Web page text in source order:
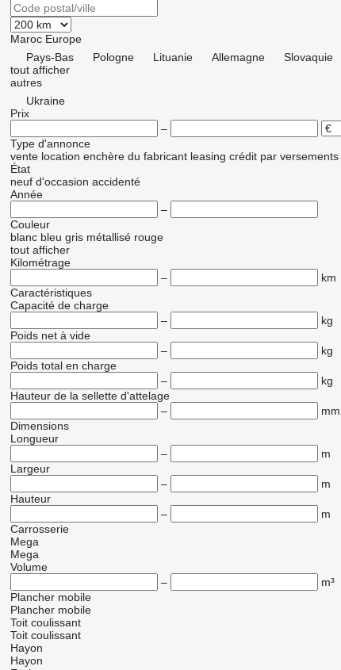
Maroc Europe
Pays-Bas
Pologne Lituanie Allemagne Slovaquie
tout afficher
autres
Ukraine
Prix
–
Type d'annonce
vente location enchère du fabricant leasing crédit par versements
État
neuf d'occasion accidenté
Année
–
Couleur
blanc bleu gris métallisé rouge
tout afficher
Kilométrage
–
km
Caractéristiques
Capacité de charge
–
kg
Poids net à vide
–
kg
Poids total en charge
–
kg
Hauteur de la sellette d'attelage
–
mm
Dimensions
Longueur
–
m
Largeur
–
m
Hauteur
–
m
Carrosserie
Mega
Mega
Volume
–
m³
Plancher mobile
Plancher mobile
Toit coulissant
Toit coulissant
Hayon
Hayon